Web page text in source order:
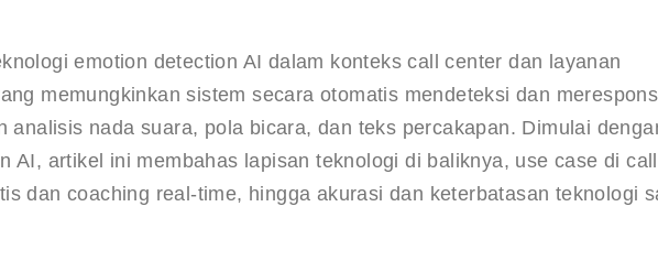
emotion detection AI dalam konteks call center dan layanan
memungkinkan sistem secara otomatis mendeteksi dan merespons
analisis nada suara, pola bicara, dan teks percakapan. Dimulai
AI, artikel ini membahas lapisan teknologi di baliknya, use case di call
dan coaching real-time, hingga akurasi dan keterbatasan teknologi